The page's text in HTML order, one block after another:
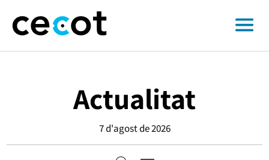
Actualitat
7 d'agost de 2026